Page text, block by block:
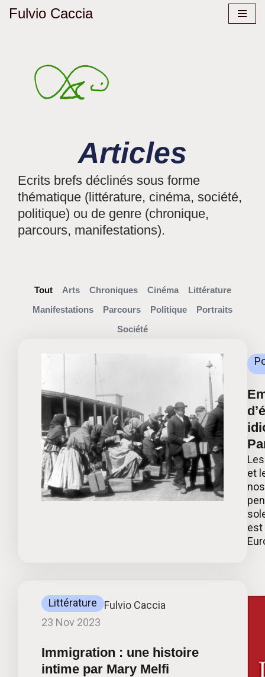
Fulvio Caccia
Articles
Ecrits brefs déclinés sous forme
thématique (littérature, cinéma, société,
politique) ou de genre (chronique,
parcours, manifestations).
Arts Chroniques Cinéma
Littérature
Manifestations
Parcours Politique
Portraits
Société
Tout
et
est
Littérature
Fulvio Caccia
23 Nov 2023
Immigration : une histoire
intime par Mary Melfi